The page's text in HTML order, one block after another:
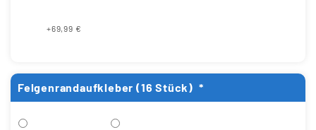
+69,99 €
Felgenrandaufkleber (16 Stück) *